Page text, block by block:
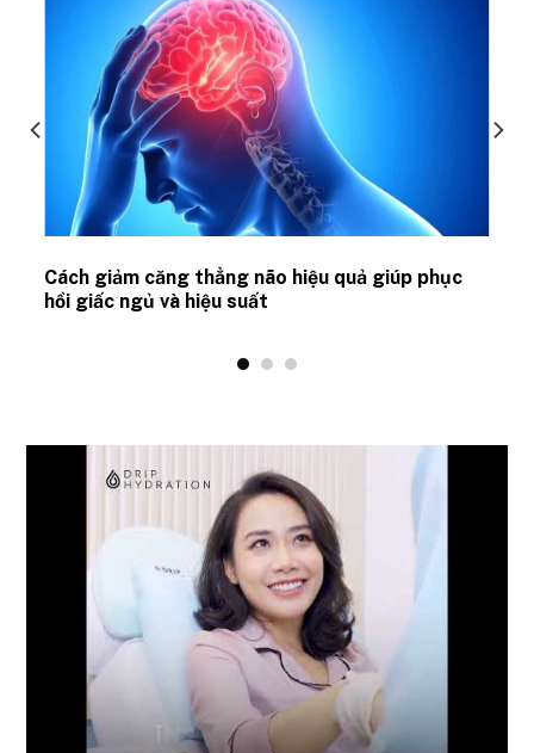
Cách giảm căng thẳng não hiệu quả giúp phục
hồi giấc ngủ và hiệu suất